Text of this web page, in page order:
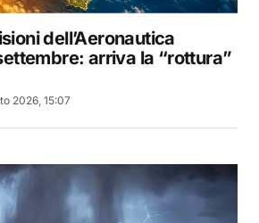
dell’Aeronautica
arriva la “rottura”
2026, 15:07